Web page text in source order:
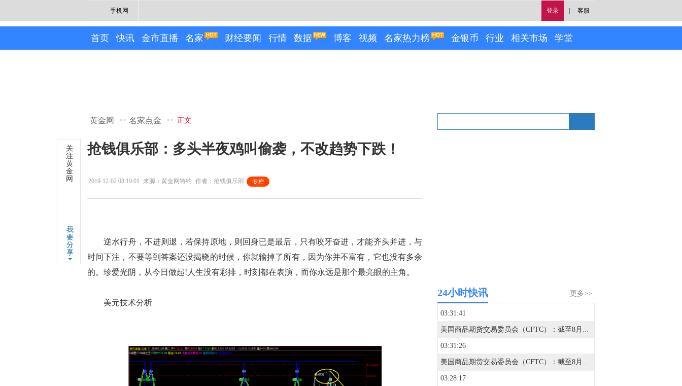
登录 客服
手机网
首页 快讯 金市直播 名家 财经要闻 行情 数据 博客 视频 名家热力榜 金银币 行业 相关市场 学堂
黄金网 >> 名家点金 >> 正文
抢钱俱乐部：多头半夜鸡叫偷袭，不改趋势下跌！
2019-12-02 08:19:01 来源：黄金网特约 作者：抢钱俱乐部 专栏
专栏
关
注
黄
金
网
我
要
分
享
逆水行舟，不进则退，若保持原地，则回身已是最后，只有咬牙奋进，才能齐头并进，与
时间下注，不要等到答案还没揭晓的时候，你就输掉了所有，因为你并不富有，它也没有多余
的。珍爱光阴，从今日做起!人生没有彩排，时刻都在表演，而你永远是那个最亮眼的主角。
美元技术分析
更多>>
24小时快讯
03:32:49
美国商品期货交易委员会（CFTC）：截至8月4日当周，投机者将芝加哥期货交易所（CBOT）美国国债期货净空头头寸减少41,225份合约，至176,272份合约。将CBOT美国2年期国债期货净空头头寸减少120,346份合约，至1,004,228份合约。将CBOT美国5年期国债期货净空头头寸增加179,319份合约，至1,325,719份合约。将CBOT美国2年期国债期货净空头头寸减少120,346份合约，至1,004,228份合约。将CBOT美国超长期国债期货净空头头寸减少5,723份合约，至314,985份合约。
03:32:20
美国商品期货交易委员会（CFTC）：截至8月4日当周，在四大纽约商品交易所（NYMEX）和洲际交易所（ICE）市场中，天然气投机者净空头头寸增加28,093份合约，至89,090份合约。
03:31:41